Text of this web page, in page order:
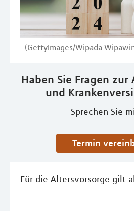
(GettyImages/Wipada
Haben Sie Fragen
und
Sprechen Sie
Termin
Für die Altersvorsorge gilt